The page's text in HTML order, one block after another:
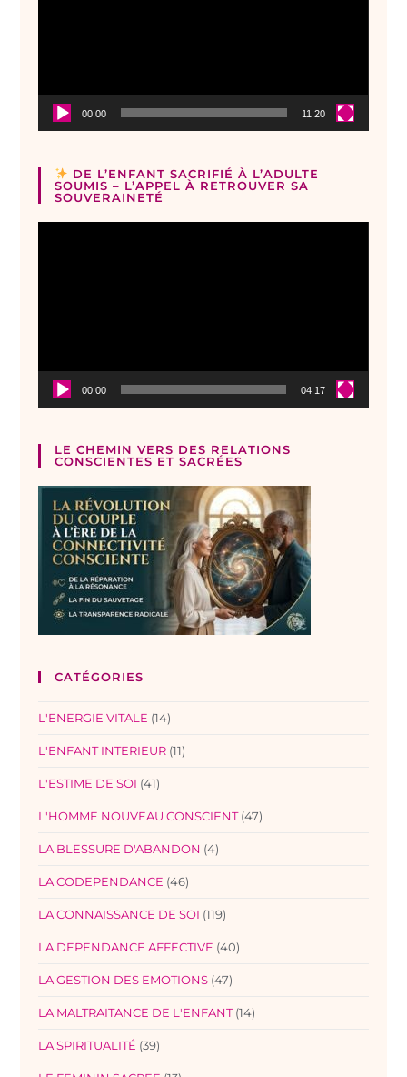
00:00 11:20
DE L’ENFANT SACRIFIÉ À L’ADULTE
SOUMIS – L’APPEL À RETROUVER SA
SOUVERAINETÉ
00:00 04:17
LE CHEMIN VERS DES RELATIONS
CONSCIENTES ET SACRÉES
CATÉGORIES
L'ENERGIE VITALE (14)
L'ENFANT INTERIEUR (11)
L'ESTIME DE SOI (41)
L'HOMME NOUVEAU CONSCIENT (47)
LA BLESSURE D'ABANDON (4)
LA CODEPENDANCE (46)
LA CONNAISSANCE DE SOI (119)
LA DEPENDANCE AFFECTIVE (40)
LA GESTION DES EMOTIONS (47)
LA MALTRAITANCE DE L'ENFANT (14)
LA SPIRITUALITÉ (39)